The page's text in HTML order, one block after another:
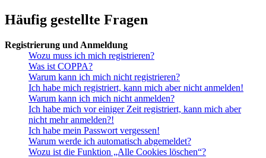
Häufig gestellte Fragen
Registrierung und Anmeldung
Wozu muss ich mich registrieren?
Was ist COPPA?
Warum kann ich mich nicht registrieren?
Ich habe mich registriert, kann mich aber nicht anmelden!
Warum kann ich mich nicht anmelden?
Ich habe mich vor einiger Zeit registriert, kann mich aber
nicht mehr anmelden?!
Ich habe mein Passwort vergessen!
Warum werde ich automatisch abgemeldet?
Wozu ist die Funktion „Alle Cookies löschen“?